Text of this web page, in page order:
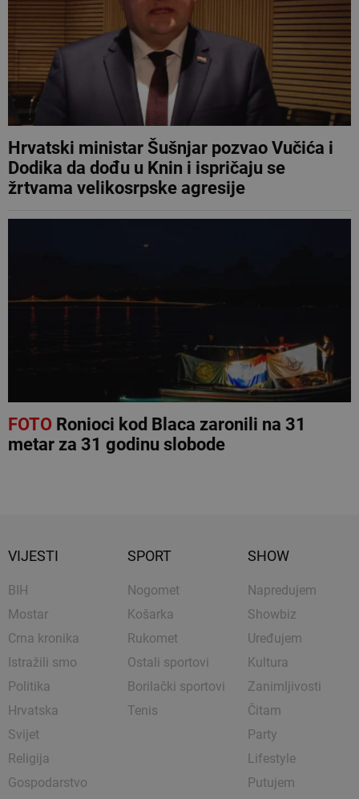
Hrvatski ministar Šušnjar pozvao Vučića i
Dodika da dođu u Knin i ispričaju se
žrtvama velikosrpske agresije
FOTORonioci kod Blaca zaronili na 31
metar za 31 godinu slobode
VIJESTI
BIH
Mostar
Crna kronika
Istražili smo
Politika
Hrvatska
Svijet
Religija
Gospodarstvo
SPORT
Nogomet
Košarka
Rukomet
Ostali sportovi
Borilački sportovi
Tenis
SHOW
Napredujem
Showbiz
Uređujem
Kultura
Zanimljivosti
Čitam
Party
Lifestyle
Putujem